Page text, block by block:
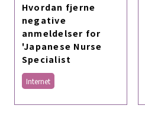
Hvordan fjerne
negative
anmeldelser for
'Japanese Nurse
Specialist
Internet